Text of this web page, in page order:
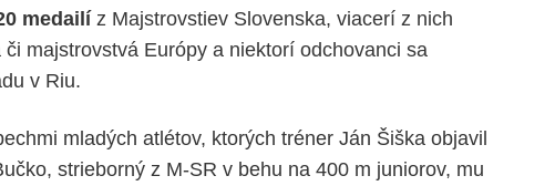
medailíz Majstrovstiev Slovenska, viacerí z nich
majstrovstvá Európy a niektorí odchovanci sa
v Riu.
mladých atlétov, ktorých tréner Ján Šiška objavil
strieborný z M-SR v behu na 400 m juniorov, mu